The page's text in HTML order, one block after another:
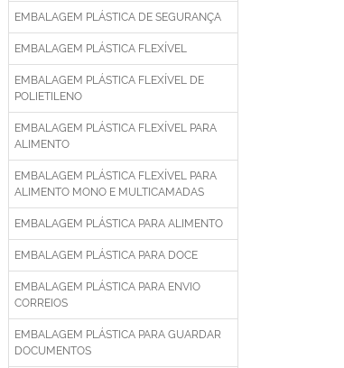
EMBALAGEM PLÁSTICA DE SEGURANÇA
EMBALAGEM PLÁSTICA FLEXÍVEL
EMBALAGEM PLÁSTICA FLEXÍVEL DE
POLIETILENO
EMBALAGEM PLÁSTICA FLEXÍVEL PARA
ALIMENTO
EMBALAGEM PLÁSTICA FLEXÍVEL PARA
ALIMENTO MONO E MULTICAMADAS
EMBALAGEM PLÁSTICA PARA ALIMENTO
EMBALAGEM PLÁSTICA PARA DOCE
EMBALAGEM PLÁSTICA PARA ENVIO
CORREIOS
EMBALAGEM PLÁSTICA PARA GUARDAR
DOCUMENTOS